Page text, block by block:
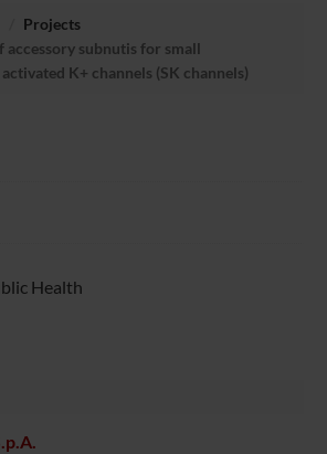
Projects
subnutis for small
K+ channels (SK channels)
Health